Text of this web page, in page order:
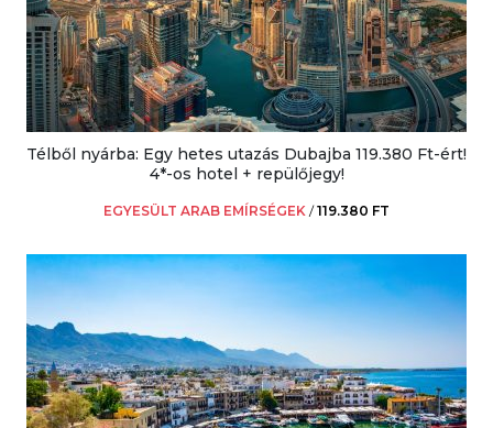
Télből nyárba: Egy hetes utazás Dubajba 119.380 Ft-ért!
4*-os hotel + repülőjegy!
EGYESÜLT ARAB EMÍRSÉGEK /119.380 FT